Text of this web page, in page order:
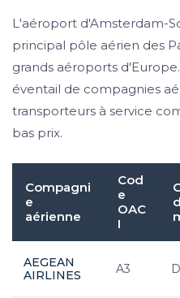
L'aéroport d'Amsterdam-
principal pôle aérien des
grands aéroports
éventail de compagnies
transporteurs à service
bas prix.
Compagni
e
aérienne
Cod
e
OAC
I
AEGEAN
AIRLINES
A3